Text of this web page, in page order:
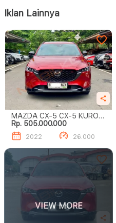
Iklan Lainnya
MAZDA CX-5 CX-5 KURO
EDITION
Rp. 505.000.000
2022 26.000
VIEW MORE